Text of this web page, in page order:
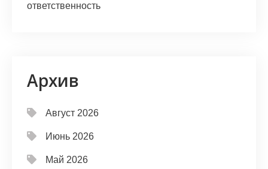
ответственность
Архив
Август 2026
Июнь 2026
Май 2026